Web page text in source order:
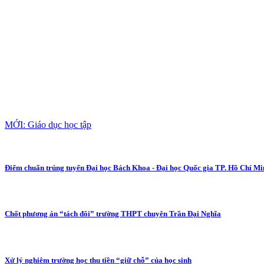
MỚI: Giáo dục học tập
Điểm chuẩn trúng tuyển Đại học Bách Khoa - Đại học Quốc gia TP. Hồ Chí
Chốt phương án “tách đôi” trường THPT chuyên Trần Đại Nghĩa
Xử lý nghiêm trường học thu tiền “giữ chỗ” của học sinh